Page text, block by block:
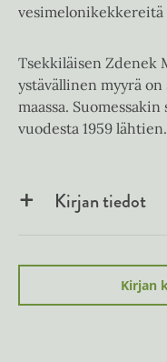
Tsekkiläisen Zdenek
ystävällinen myyrä
maassa.
vuodesta 1959 lähtien.
Kirjan tiedot
Kirjan